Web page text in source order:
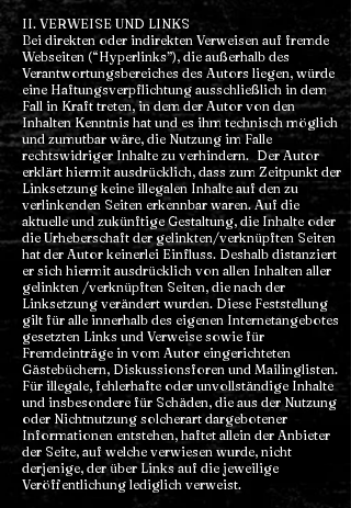
II. VERWEISE UND LINKS
Bei direkten oder indirekten Verweisen auf fremde
Webseiten (“Hyperlinks”), die außerhalb des
Verantwortungsbereiches des Autors liegen, würde
eine Haftungsverpflichtung ausschließlich in dem
Fall in Kraft treten, in dem der Autor von den
Inhalten Kenntnis hat und es ihm technisch möglich
und zumutbar wäre, die Nutzung im Falle
rechtswidriger Inhalte zu verhindern. Der Autor
erklärt hiermit ausdrücklich, dass zum Zeitpunkt der
Linksetzung keine illegalen Inhalte auf den zu
verlinkenden Seiten erkennbar waren. Auf die
aktuelle und zukünftige Gestaltung, die Inhalte oder
die Urheberschaft der gelinkten/verknüpften Seiten
hat der Autor keinerlei Einfluss. Deshalb distanziert
er sich hiermit ausdrücklich von allen Inhalten aller
gelinkten /verknüpften Seiten, die nach der
Linksetzung verändert wurden. Diese Feststellung
gilt für alle innerhalb des eigenen Internetangebotes
gesetzten Links und Verweise sowie für
Fremdeinträge in vom Autor eingerichteten
Gästebüchern, Diskussionsforen und Mailinglisten.
Für illegale, fehlerhafte oder unvollständige Inhalte
und insbesondere für Schäden, die aus der Nutzung
oder Nichtnutzung solcherart dargebotener
Informationen entstehen, haftet allein der Anbieter
der Seite, auf welche verwiesen wurde, nicht
derjenige, der über Links auf die jeweilige
Veröffentlichung lediglich verweist.